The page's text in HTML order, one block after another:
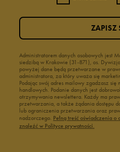
Administratorem danych osobowych jest
siedzibą w Krakowie (31-871), os.
powyżej dane będą przetwarzane w
administratora, za który uważa się
Podając swój adres mailowy zgadzasz
handlowych. Podanie danych jest
otrzymywania newslettera. Każdy ma
przetwarzania, a także żądania dostępu
lub ograniczenia przetwarzania oraz
nadzorczego. Pełną treść oświadczenia
znaleźć w Polityce prywatności.
ZAPISZ